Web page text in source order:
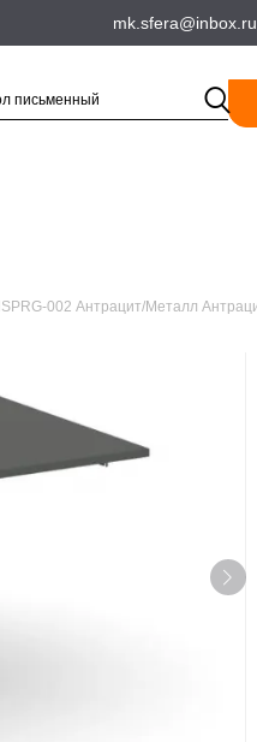
mk.sfera@inbox.ru
002 Антрацит/Металл